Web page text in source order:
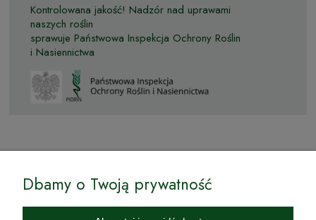
Kontrolowana jakość! Nadzór nad uprawami
naszych roślin
sprawuje Państwowa Inspekcja Ochrony Roślin
i Nasiennictwa
Internetowy Sklep Ogrodniczy Podkarpackie Sady to inicjatywa
Dbamy o Twoją prywatność